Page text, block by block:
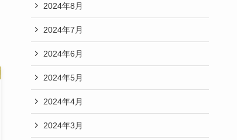
2024年8月
2024年7月
2024年6月
2024年5月
2024年4月
2024年3月